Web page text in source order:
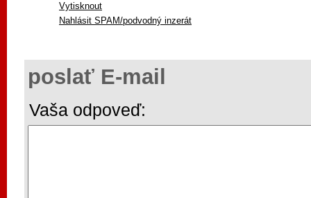
Vytisknout
Nahlásit SPAM/podvodný inzerát
poslať E-mail
Vaša odpoveď: